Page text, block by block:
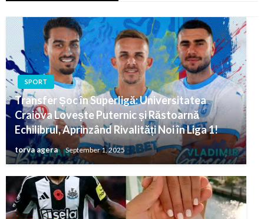
SPORT
Transfer Șoc în Superligă: Universitatea
Craiova Lovește Puternic și Răstoarnă
Echilibrul, Aprinzând Rivalități Noi în Liga 1!
torva agera September 1, 2025